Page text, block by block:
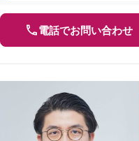
電話でお問い合わせ